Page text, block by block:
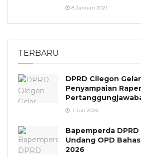
8 Januari 2021
TERBARU
DPRD Cilegon
Penyampaian
1 Juli 2026
Bapemperda
Undang OPD
2026